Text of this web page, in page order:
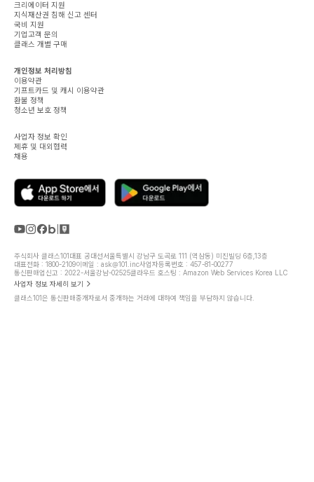
크리에이터 지원
지식재산권 침해 신고 센터
국비 지원
기업고객 문의
클래스 개별 구매
개인정보 처리방침
이용약관
기프트카드 및 캐시 이용약관
환불 정책
청소년 보호 정책
사업자 정보 확인
제휴 및 대외협력
채용
주식회사 클래스101대표 공대선서울특별시 강남구 도곡로 111 (역삼동) 미진빌딩 6층,13층
대표전화 : 1800-2109이메일 : ask@101.inc사업자등록번호 : 457-81-00277
통신판매업신고 : 2022-서울강남-02525클라우드 호스팅 : Amazon Web Services Korea LLC
사업자 정보 자세히 보기
클래스101은 통신판매중개자로서 중개하는 거래에 대하여 책임을 부담하지 않습니다.